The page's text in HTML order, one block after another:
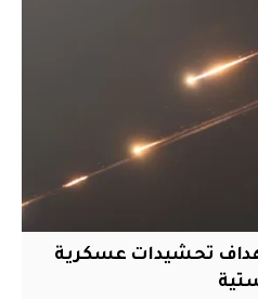
تحشيدات عسكرية